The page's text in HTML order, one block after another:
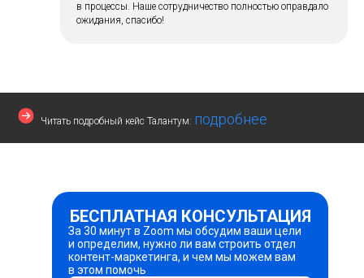
в процессы. Наше сотрудничество полностью оправдало
ожидания, спасибо!
Читать подробный кейс Талантум: подробнее
БЕСПЛАТНАЯ КОНСУЛЬТАЦИЯ
За 30 минут в Zoom мы обсудим ваши цели
и определим, нужно ли вам строить отдел
контент-маркетинга, и чем мы можем вам
в этом помочь